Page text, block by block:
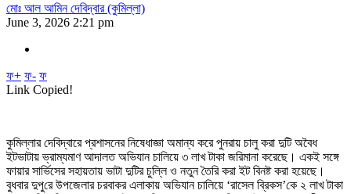
মোঃ আল আমিন দেবিদ্বার (কুমিল্লা)
June 3, 2026 2:21 pm
ফ+ ফ- ফ
Link Copied!
কুমিল্লার দেবিদ্বারে প্রশাসনের নিষেধাজ্ঞা অমান্য করে পুনরায় চালু করা দুটি অবৈধ
ইটভাটায় ভ্রাম্যমাণ আদালত অভিযান চালিয়ে ৩ লাখ টাকা জরিমানা করেছে। একই সঙ্গে
ফায়ার সার্ভিসের সহায়তায় ভাটা দুটির চুল্লি ও নতুন তৈরি করা ইট বিনষ্ট করা হয়েছে।
বুধবার দুপু‌রে উপজেলার চরবাকর এলাকায় অভিযান চালিয়ে ‘রাসেল ব্রিকস’কে ২ লাখ টাকা